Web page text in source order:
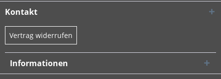
Kontakt
Vertrag widerrufen
Informationen